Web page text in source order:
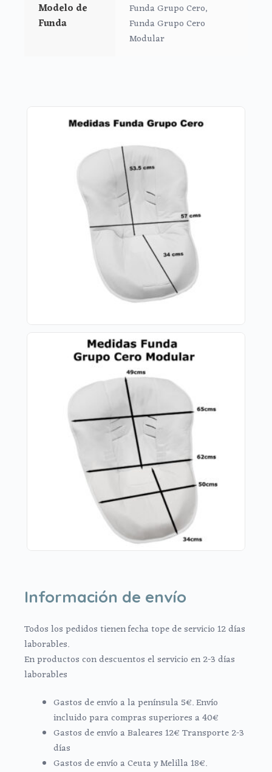
Modelo de
Funda
Funda Grupo Cero,
Funda Grupo Cero
Modular
Información de envío
Todos los pedidos tienen fecha tope de servicio 12 días
laborables.
En productos con descuentos el servicio en 2-3 días
laborables
Gastos de envío a la península 5€. Envío
incluido para compras superiores a 40€
Gastos de envío a Baleares 12€ Transporte 2-3
días
Gastos de envío a Ceuta y Melilla 18€.